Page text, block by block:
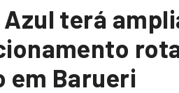
Azul terá
em Barueri